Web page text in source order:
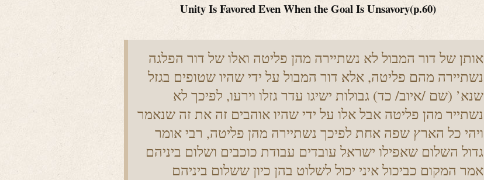
Unity Is Favored Even When the Goal Is Unsavory(p.60)
אותן של דור המבול לא נשתיירה מהן פליטה ואלו של דור הפלגה
נשתיירה מהם פליטה, אלא דור המבול על ידי שהיו שטופים בגזל
שנא’ (שם /איוב/ כד) גבולות ישיגו עדר גזלו וירעו, לפיכך לא
נשתייר מהן פליטה אבל אלו על ידי שהיו אוהבים זה את זה שנאמר
ויהי כל הארץ שפה אחת לפיכך נשתיירה מהן פליטה, רבי אומר
גדול השלום שאפילו ישראל עובדים עבודת כוכבים ושלום ביניהם
אמר המקום כביכול איני יכול לשלוט בהן כיון ששלום ביניהם